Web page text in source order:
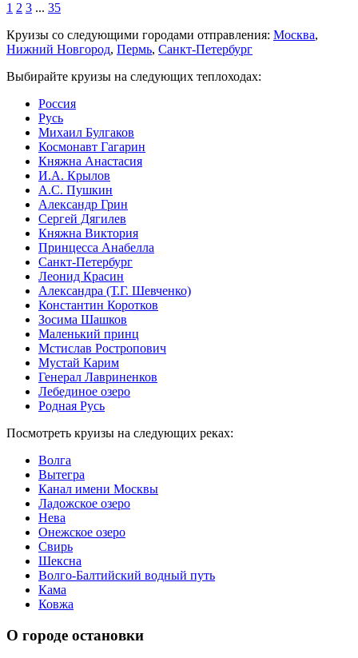
1 2 3 ... 35
Круизы со следующими городами отправления: Москва,
Нижний Новгород, Пермь, Санкт-Петербург
Выбирайте круизы на следующих теплоходах:
Россия
Русь
Михаил Булгаков
Космонавт Гагарин
Княжна Анастасия
И.А. Крылов
А.С. Пушкин
Александр Грин
Сергей Дягилев
Княжна Виктория
Принцесса Анабелла
Санкт-Петербург
Леонид Красин
Александра (Т.Г. Шевченко)
Константин Коротков
Зосима Шашков
Маленький принц
Мстислав Ростропович
Мустай Карим
Генерал Лавриненков
Лебединое озеро
Родная Русь
Посмотреть круизы на следующих реках:
Волга
Вытегра
Канал имени Москвы
Ладожское озеро
Нева
Онежское озеро
Свирь
Шексна
Волго-Балтийский водный путь
Кама
Ковжа
О городе остановки